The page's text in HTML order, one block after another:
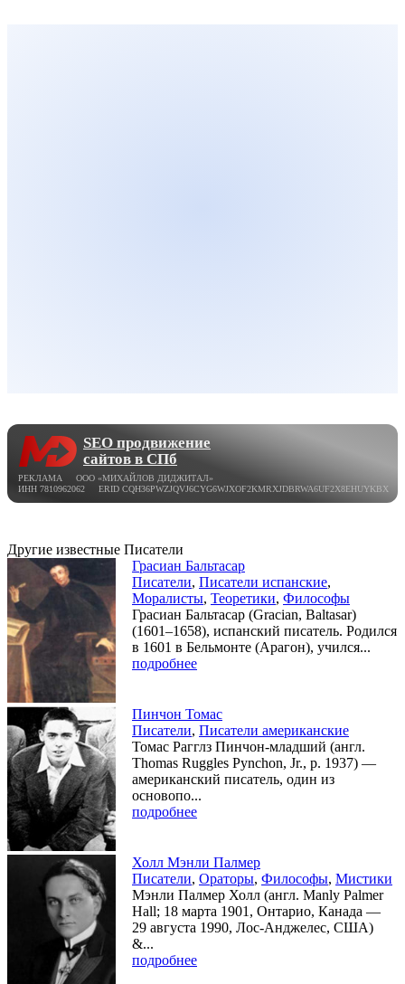
SEO продвижение
сайтов в СПб
РЕКЛАМА ООО «МИХАЙЛОВ ДИДЖИТАЛ»
ИНН 7810962062 ERID CQH36PWZJQVJ6CYG6WJXOF2KMRXJDBRWA6UF2X8EHUYKBX
Другие известные Писатели
Грасиан Бальтасар
Писатели, Писатели испанские,
Моралисты, Теоретики, Философы
Грасиан Бальтасар (Gracian, Baltasar)
(1601–1658), испанский писатель. Родился
в 1601 в Бельмонте (Арагон), учился...
подробнее
Пинчон Томас
Писатели, Писатели американские
Томас Рагглз Пинчон-младший (англ.
Thomas Ruggles Pynchon, Jr., р. 1937) —
американский писатель, один из
основопо...
подробнее
Холл Мэнли Палмер
Писатели, Ораторы, Философы, Мистики
Мэнли Палмер Холл (англ. Manly Palmer
Hall; 18 марта 1901, Онтарио, Канада —
29 августа 1990, Лос-Анджелес, США)
&...
подробнее